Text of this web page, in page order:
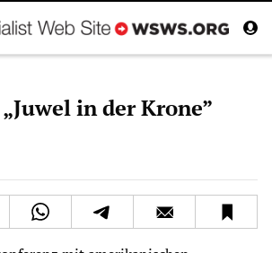
in der Krone”